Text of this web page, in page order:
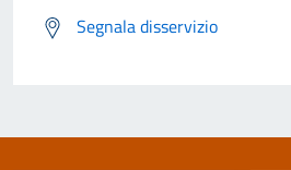
Segnala disservizio